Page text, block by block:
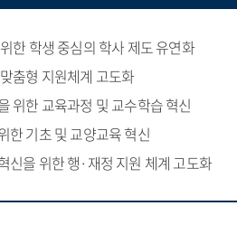
한 학생 중심의 학사 제도 유연화
춤형 지원체계 고도화
위한 교육과정 및 교수학습 혁신
한 기초 및 교양교육 혁신
신을 위한 행·재정 지원 체계 고도화